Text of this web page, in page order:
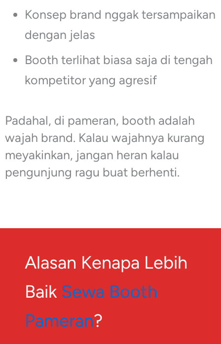
Konsep brand nggak tersampaikan
dengan jelas
Booth terlihat biasa saja di tengah
kompetitor yang agresif
Padahal, di pameran, booth adalah
wajah brand. Kalau wajahnya kurang
meyakinkan, jangan heran kalau
pengunjung ragu buat berhenti.
Alasan Kenapa Lebih
Baik Sewa Booth
Pameran?